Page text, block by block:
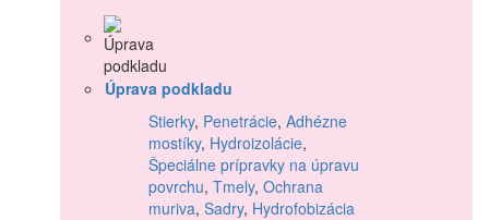
Úprava podkladu
Stierky, Penetrácie, Adhézne
mostíky, Hydroizolácie,
Špeciálne prípravky na úpravu
povrchu, Tmely, Ochrana
muriva, Sadry, Hydrofobizácia